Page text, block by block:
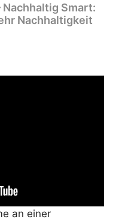
Nachhaltig Smart:
Nachhaltigkeit
an einer